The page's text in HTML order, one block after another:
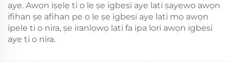
aye. Awọn iṣẹlẹ ti o le ṣe igbesi aye lati ṣayẹwo awọn
ifihan ṣe afihan pe o le ṣe igbesi aye lati mọ awọn
ipele ti o nira, ṣe iranlọwọ lati fa ipa lori awọn igbesi
aye ti o nira.